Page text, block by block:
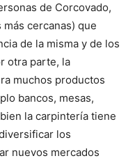
de Corcovado,
cercanas) que
de la misma y de los
otra parte, la
muchos productos
bancos, mesas,
la carpintería tiene
los
nuevos mercados